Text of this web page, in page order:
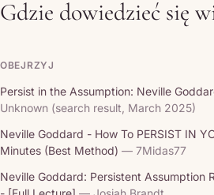
Gdzie dowiedzieć się
OBEJRZYJ
Persist in the Assumption: Neville
Unknown (search result, March 2025)
Neville Goddard - How To PERSIST IN
Minutes (Best Method) — 7Midas77
Neville Goddard: Persistent Assumption